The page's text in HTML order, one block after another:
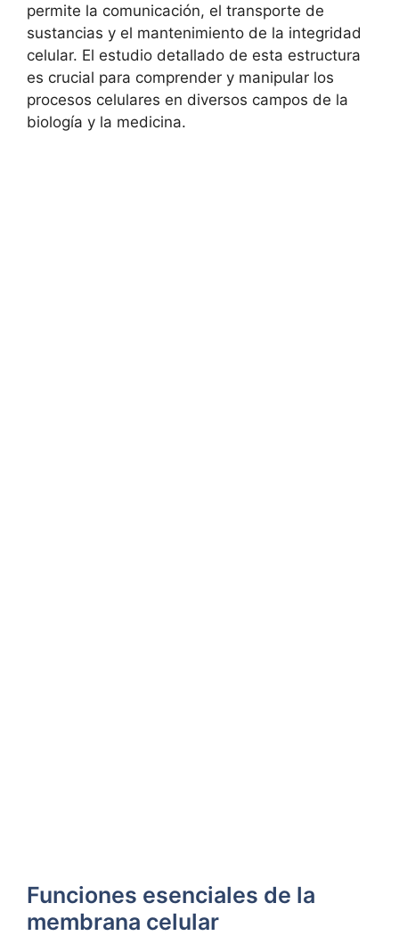
permite la⁢ comunicación, ⁤el transporte de
sustancias y el mantenimiento de ‌la integridad
celular. El estudio detallado de‌ esta estructura
es crucial para ⁣comprender y manipular los
procesos⁤ celulares⁢ en diversos campos de la‌
biología y la medicina.
Funciones esenciales⁣ de la
membrana celular